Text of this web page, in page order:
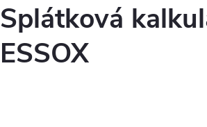
Splátková
ESSOX